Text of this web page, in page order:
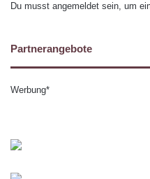
Du musst angemeldet sein, um
Partnerangebote
Werbung*